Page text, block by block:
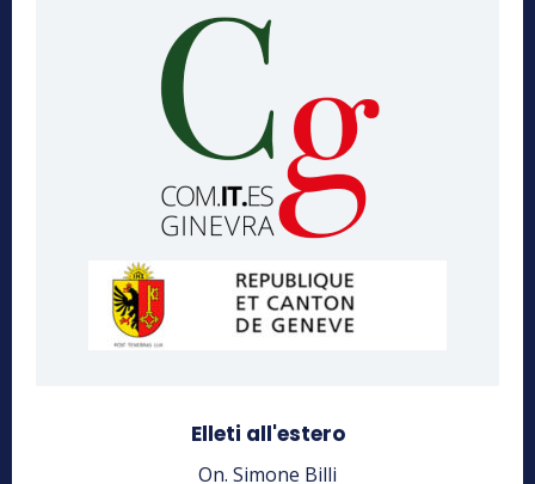
Elleti all'estero
On. Simone Billi